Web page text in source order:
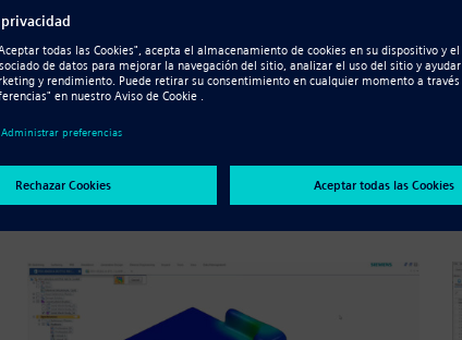
Video
Diseño de placas de circuitos impresos
y colaboración en Solid Edge 2019